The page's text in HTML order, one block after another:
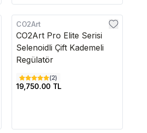
Kargo Bedava
CO2Art
CO2Art Pro Elite Serisi
Selenoidli Çift Kademeli
Regülatör
(2)
19,750.00 TL